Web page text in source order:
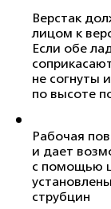
Верстак
лицом к
Если обе
не согнуты
по высоте
Рабочая
и дает
с помощью
струбцин